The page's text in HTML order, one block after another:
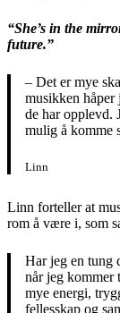
“She’s in the
future.”
– Det er mye
musikken håper
de har opplevd.
mulig å komme
Linn
Linn forteller at
rom å være i, som
Har jeg en tung
når jeg kommer
mye energi,
fellesskap og